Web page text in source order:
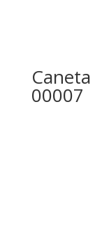
00007